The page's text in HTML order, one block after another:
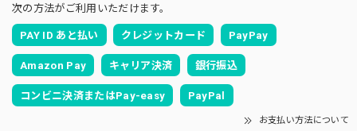
次の方法がご利用いただけます。
PAY ID あと払い クレジットカード PayPay
Amazon Pay キャリア決済 銀行振込
コンビニ決済またはPay-easy PayPal
お支払い方法について